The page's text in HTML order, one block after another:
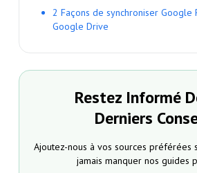
2 Façons de synchroniser Google
Google Drive
Restez Informé
Derniers
Ajoutez-nous à vos sources préférées
jamais manquer nos guides